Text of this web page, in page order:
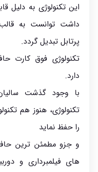
این تکنولوژی به دلیل
داشت توانست به
پرتابل تبدیل گردد.
دارد.
با وجود گذشت
تکنولوژی، هنوز هم
را حفظ نماید
و جزو مطمئن ترین
های فیلمبرداری و